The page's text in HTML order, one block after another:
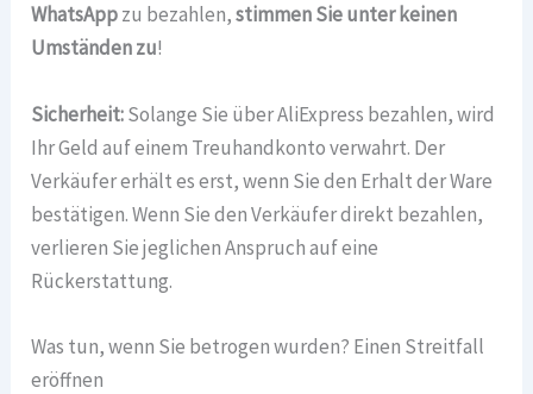
WhatsAppzu bezahlen,stimmen Sie unter keinen
Umständen zu!
Sicherheit:Solange Sie über AliExpress bezahlen, wird
Ihr Geld auf einem Treuhandkonto verwahrt. Der
Verkäufer erhält es erst, wenn Sie den Erhalt der Ware
bestätigen. Wenn Sie den Verkäufer direkt bezahlen,
verlieren Sie jeglichen Anspruch auf eine
Rückerstattung.
Was tun, wenn Sie betrogen wurden? Einen Streitfall
eröffnen